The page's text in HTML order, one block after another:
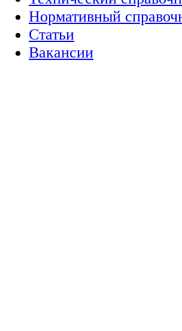
Нормативный
Статьи
Вакансии